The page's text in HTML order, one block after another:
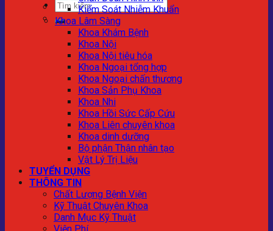
Kiểm Soát Nhiễm Khuẩn
Khoa Lâm Sàng
Khoa Khám Bệnh
Khoa Nội
Khoa Nội tiêu hóa
Khoa Ngoại tổng hợp
Khoa Ngoại chấn thương
Khoa Sản Phụ Khoa
Khoa Nhi
Khoa Hồi Sức Cấp Cứu
Khoa Liên chuyên khoa
Khoa dinh dưỡng
Bộ phận Thận nhân tạo
Vật Lý Trị Liệu
TUYỂN DỤNG
THÔNG TIN
Chất Lượng Bệnh Viện
Kỹ Thuật Chuyên Khoa
Danh Mục Kỹ Thuật